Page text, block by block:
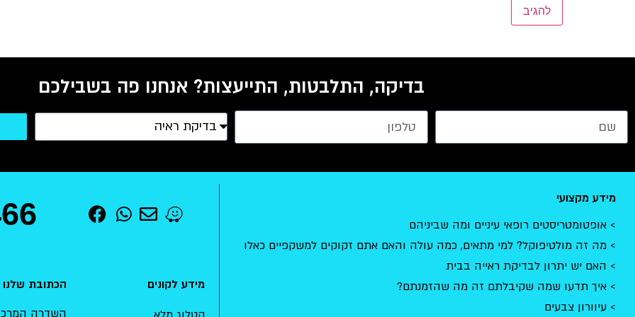
בדיקה, התלבטות, התייעצות? אנחנו פה בשבילכם
מידע מקצועי
אופטומטריסטים רופאי עיניים ומה שביניהם
מה זה מולטיפוקל? למי מתאים, כמה עולה והאם אתם זקוקים למשקפיים כאלו
האם יש יתרון לבדיקת ראייה בבית
איך תדעו שמה שקיבלתם זה מה שהזמנתם?
עיוורון צבעים
מידע לקונים הכתובת שלנו
השדרה המרכזית 15 , מודיעין-